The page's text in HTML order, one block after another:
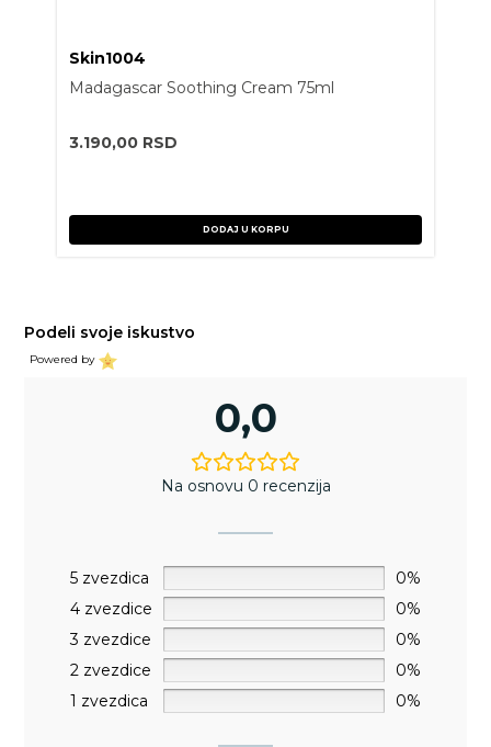
Skin1004
Madagascar Soothing Cream 75ml
3.190,00 RSD
DODAJ U KORPU
Podeli svoje iskustvo
Powered by
0,0
Na osnovu 0 recenzija
5 zvezdica
0%
4 zvezdice
0%
3 zvezdice
0%
2 zvezdice
0%
1 zvezdica
0%